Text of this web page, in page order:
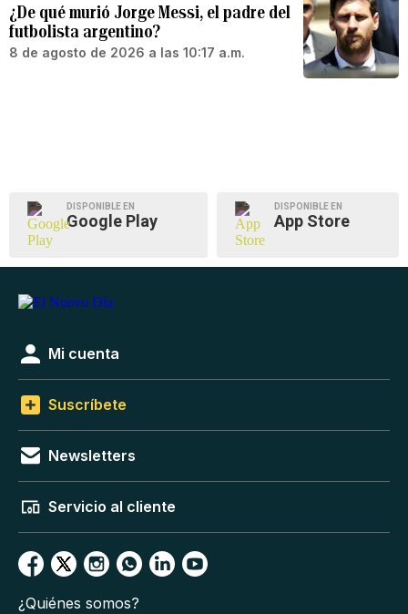
¿De qué murió Jorge Messi, el padre del
futbolista argentino?
8 de agosto de 2026 a las 10:17 a.m.
DISPONIBLE EN
Google Play
DISPONIBLE EN
App Store
Mi cuenta
Suscríbete
Newsletters
Servicio al cliente
¿Quiénes somos?